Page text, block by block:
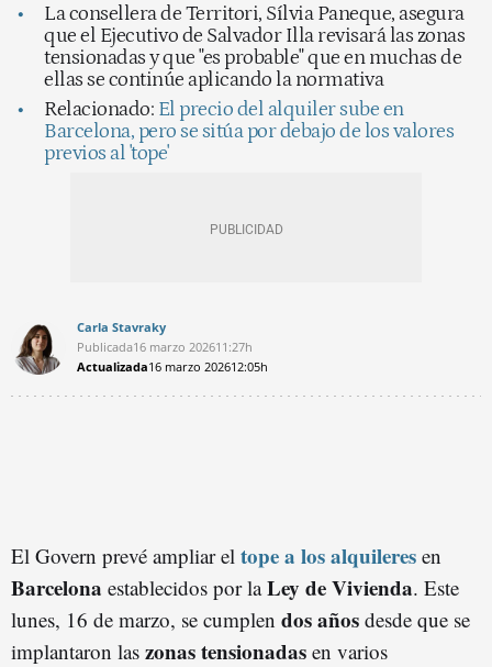
La consellera de Territori, Sílvia Paneque, asegura
que el Ejecutivo de Salvador Illa revisará las zonas
tensionadas y que "es probable" que en muchas de
ellas se continúe aplicando la normativa
Relacionado: El precio del alquiler sube en
Barcelona, pero se sitúa por debajo de los valores
previos al 'tope'
Carla Stavraky
Publicada16 marzo 202611:27h
Actualizada16 marzo 202612:05h
El Govern prevé ampliar el tope a los alquileres en
Barcelona establecidos por laLey de Vivienda. Este
lunes, 16 de marzo, se cumplen dos años desde que se
implantaron las zonas tensionadas en varios